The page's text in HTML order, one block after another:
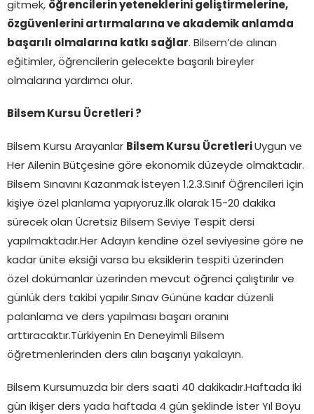
gitmek, öğrencilerin yeteneklerini geliştirmelerine,
özgüvenlerini artırmalarına ve akademik anlamda
başarılı olmalarına katkı sağlar. Bilsem’de alınan
eğitimler, öğrencilerin gelecekte başarılı bireyler
olmalarına yardımcı olur.
Bilsem Kursu Ücretleri ?
Bilsem Kursu Arayanlar Bilsem Kursu Ücretleri Uygun ve
Her Ailenin Bütçesine göre ekonomik düzeyde olmaktadır.
Bilsem Sınavını Kazanmak İsteyen 1.2.3.Sınıf Öğrencileri için
kişiye özel planlama yapıyoruz.İlk olarak 15-20 dakika
sürecek olan Ücretsiz Bilsem Seviye Tespit dersi
yapılmaktadır.Her Adayın kendine özel seviyesine göre ne
kadar ünite eksiği varsa bu eksiklerin tespiti üzerinden
özel dokümanlar üzerinden mevcut öğrenci çalıştırılır ve
günlük ders takibi yapılır.Sınav Gününe kadar düzenli
palanlama ve ders yapılması başarı oranını
arttıracaktır.Türkiyenin En Deneyimli Bilsem
öğretmenlerinden ders alın başarıyı yakalayın.
Bilsem Kursumuzda bir ders saati 40 dakikadır.Haftada İki
gün ikişer ders yada haftada 4 gün şeklinde İster Yıl Boyu